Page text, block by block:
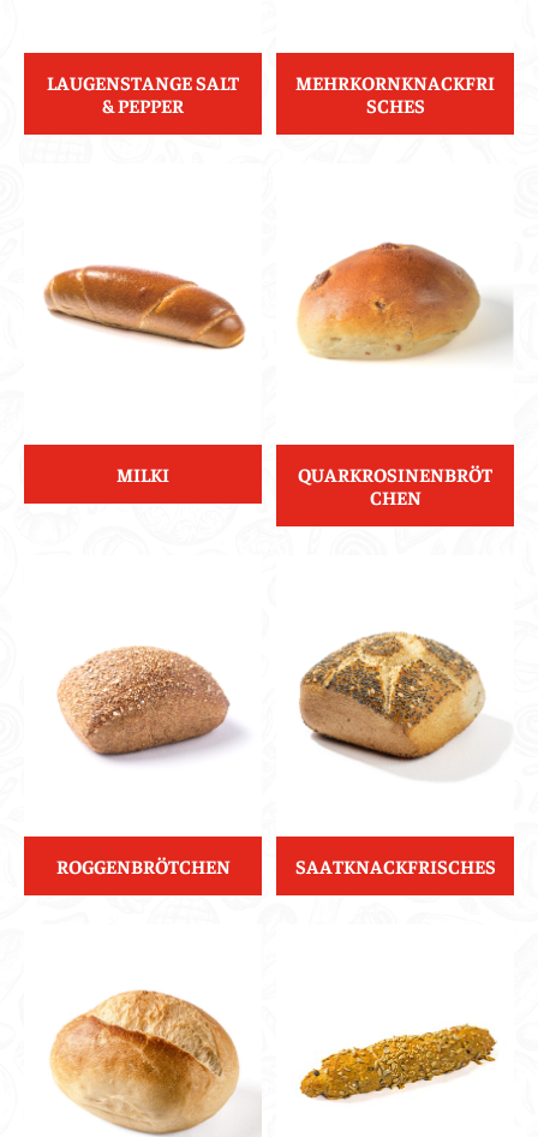
LAUGENSTANGE SALT
& PEPPER
MEHRKORNKNACKFRI
SCHES
MILKI
QUARKROSINENBRÖT
CHEN
ROGGENBRÖTCHEN SAATKNACKFRISCHES